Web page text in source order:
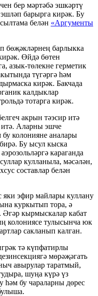
бер мәртәбә эшкәртү
барырга кирәк. Бу
белән «Аргументы
бөҗәкләрнең барлыкка
Өйдә бөтен
азык-төлекне герметик
түгәргә һәм
кирәк. Бакчада
калдыклар
тотарга кирәк.
акрын тәэсир итә
Аларны эшче
колонияне аналары
Бу ысул кыска
караганда
кулланыла, мәсәлән,
составлар белән
яки эфир майлары куллану
куркытып тора, ә
кырмыскалар кабат
колониясе тулысынча юк
сакланып калган.
тә күпфатирлы
мөрәҗәгать
авырулар таратмый,
шуңа күрә үз
һәм бу чараларны дөрес